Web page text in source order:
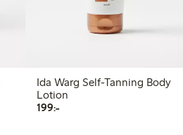
Ida Warg Self-Tanning Body
Lotion
199:-199,00 kr